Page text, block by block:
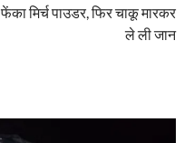
फेंका मिर्च पाउडर, फिर चाकू मारकर
ले ली जान